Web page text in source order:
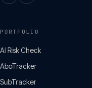
PORTFOLIO
AI Risk Check
AboTracker
SubTracker